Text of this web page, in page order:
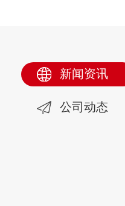
新闻资讯
公司动态